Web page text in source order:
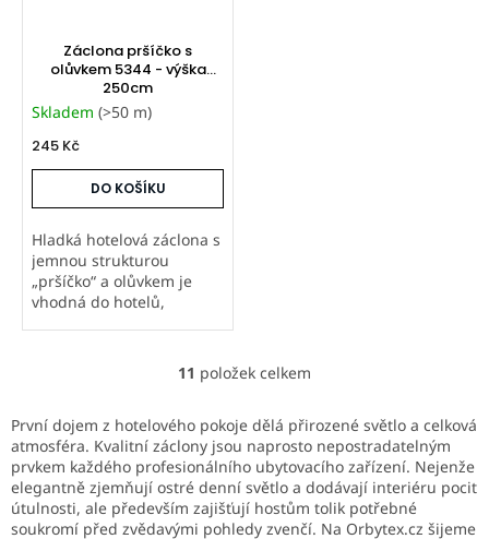
Záclona pršíčko s
olůvkem 5344 - výška
250cm
Skladem (>50 m)
245 Kč
DO KOŠÍKU
Hladká hotelová záclona s
jemnou strukturou
„pršíčko“ a olůvkem je
vhodná do hotelů,
m i šijeme záclony na
míru s řasicí stuhou.
O
l
á
d
a
c
í
11 položek celkem
První dojem z hotelového pokoje dělá přirozené světlo a celková
atmosféra. Kvalitní záclony jsou naprosto nepostradatelným
prvkem každého profesionálního ubytovacího zařízení. Nejenže
elegantně zjemňují ostré denní světlo a dodávají interiéru pocit
útulnosti, ale především zajišťují hostům tolik potřebné
soukromí před zvědavými pohledy zvenčí. Na Orbytex.cz šijeme